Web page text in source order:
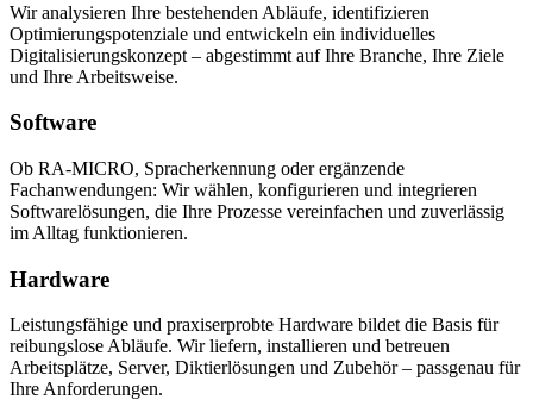
Wir analysieren Ihre bestehenden Abläufe, identifizieren
Optimierungspotenziale und entwickeln ein individuelles
Digitalisierungskonzept – abgestimmt auf Ihre Branche, Ihre Ziele
und Ihre Arbeitsweise.
Software
Ob RA‑MICRO, Spracherkennung oder ergänzende
Fachanwendungen: Wir wählen, konfigurieren und integrieren
Softwarelösungen, die Ihre Prozesse vereinfachen und zuverlässig
im Alltag funktionieren.
Hardware
Leistungsfähige und praxiserprobte Hardware bildet die Basis für
reibungslose Abläufe. Wir liefern, installieren und betreuen
Arbeitsplätze, Server, Diktierlösungen und Zubehör – passgenau für
Ihre Anforderungen.